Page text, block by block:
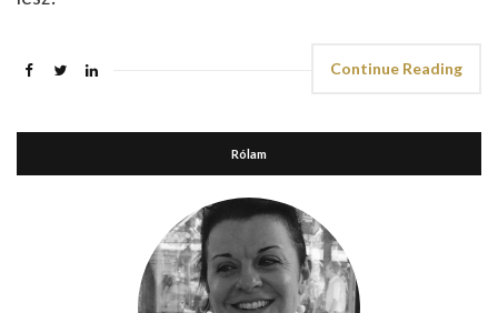
Continue Reading
Rólam